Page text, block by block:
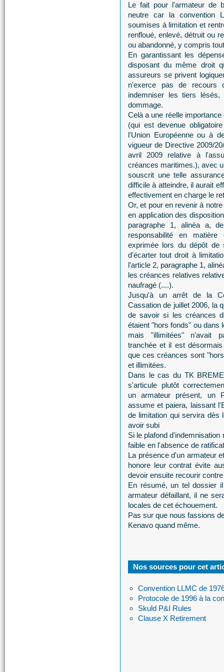
Le fait pour l'armateur de
neutre car la convention
soumises à limitation et
renfloué, enlevé, détruit ou
ou abandonné, y compris
En garantissant les
disposant du même droit
assureurs se privent
n'exerce pas de recours
indemniser les tiers
dommage.
Celà a une réelle
(qui est devenue
l'Union Européenne ou à
vigueur de Directive 2009/
avril 2009 relative à
créances maritimes.), avec
souscrit une telle
difficile à atteindre, il aurait
effectivement en charge le
Or, et pour en revenir à
en application des
paragraphe 1, alinéa a,
responsabilité en
exprimée lors du dépôt de
d'écarter tout droit à
l'article 2, paragraphe 1,
les créances relatives
naufragé (....).
Jusqu'à un arrêt de la
Cassation de juillet 2006, la
de savoir si les créances
étaient "hors fonds" ou dans
mais "illimitées" n'avait
tranchée et il est
que ces créances sont
et illimitées.
Dans le cas du TK
s'articule plutôt
un armateur présent, un
assume et paiera, laissant
de limitation qui servira dès
avoir subi
Si le plafond
faible en l'absence de
La présence d'un armateur
honore leur contrat évite
devoir ensuite recourir
En résumé, un tel dossier
armateur défaillant, il ne
locales de cet échouement.
Pas sur que nous fassions
Kenavo quand même.
Nos sources pour cet
Convention LLMC de
Protocole de 1996 à la
Skuld P&I Rules
Clause X Retirement